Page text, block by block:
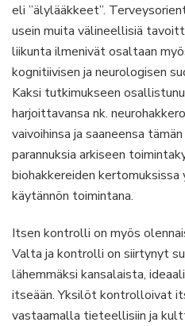
eli ”älylääkkeet”.
usein muita välineellisiä
liikunta ilmenivät osaltaan
kognitiivisen ja neurologisen
Kaksi tutkimukseen
harjoittavansa nk.
vaivoihinsa ja saaneensa
parannuksia arkiseen
biohakkereiden
käytännön toimintana.
Itsen kontrolli on myös
Valta ja kontrolli on siirtynyt
lähemmäksi kansalaista,
itseään. Yksilöt kontrolloivat
vastaamalla tieteellisiin ja